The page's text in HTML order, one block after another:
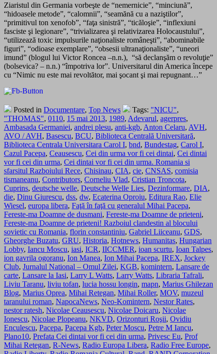
Ziaristul din Germania vorbeşte de “nemernicie”, “minciună”,
“hidoasele metode”, “calomnii”, “seamănă cu a naziştilor”,
“primitivul ton xenofob”, “faţa sinistră”, “ticăloşie”, “inflexiuni
fasciste şi legionare”, “trivializarea şi relativizarea Holocaustului”,
“utilizează toxic impulsurile naţionaliste româneşti”, “abominabile
figuri”, “odioase exemplare”, “obsesii ultranaţionaliste”, “uneori
imund” (blogul lui Victor Roncea –n.n.), “să declanşăm o revoluţie”
(bolsevica? – n.n.) “împotriva lor”. Universitarul din America începe
cu “Nimic nu este mai revoltător, mai şocant şi mai repugnant…”
Posted in Documentare, Top News Tags: "NICU",
"THOMAS", 0110, 15 mai 2013, 1989, Adevarul, agerpres,
Ambasada Germaniei, andrei plesu, anti-kgb, Anton Celaru, AVH,
AVO / AVH, Basescu, BCU, Biblioteca Centrală Universitară,
Biblioteca Centrala Universitara Carol I, bnd, Bundestag, Carol I,
Cazul Pacepa, Ceausescu, Cei din urma vor fi cei dintai, Cei dintai
vor fi cei din urma, Cei dintai vor fi cei din urma. Romania si
sfarsitul Razboiului Rece, Chisinau, CIA, cie, CNSAS, comisia
tismaneanu, Contributors, Corneliu Vlad, Cristian Troncota,
Cuprins, deutsche welle, Deutsche Welle Lies, Dezinformare, DIA,
die, Dinu Giurescu, dss, dw, Ecaterina Oproiu, Editura Rao, Elie
Wiesel, europa libera, Faţă în faţă cu generalul Mihai Pacepa,
Fereste-ma Doamne de dusmani, Fereste-ma Doamne de prieteni,
Fereste-ma Doamne de prieteni! Razboiul clandestin al blocului
sovietic cu Romania, florin constantiniu, Gabriel Liiceanu, GDS,
Gheorghe Buzatu, GRU, Historia, Hotnews, Humanitas, Hungarian
Lobby, Iancu Moscu, iasi, ICR, IICCMER, ioan scurtu, Ioan Talpes,
ion gavrila ogoranu, Ion Manea, Ion Mihai Pacepa, IREX, Jockey
Club, Jurnalul National – Omul Zilei, KGB, komintern, Lansare de
carte, Lansare la Iasi, Larry L Watts, Larry Watts, Libraria Tafrali,
Liviu Taranu, liviu tofan, lucia hossu longin, mapn, Marius Ghilezan
Blog, Marius Oprea, Mihai Retegan, Mihai Roller, MOV, muzeul
taranului roman, NapocaNews, Neo-Komintern, Nestor Rates,
nestor ratesh, Nicolae Ceausescu, Nicolae Doicaru, Nicolae
Ionescu, Nicolae Plopeanu, NKVD, Orizonturi Roşii, Ovidiu
Enculescu, Pacepa, Pacepa Kgb, Peter Moscu, Petre M Iancu,
Plano10, Prefata Cei dintai vor fi cei din urma, Privesc Eu, Prof
Mihai Retegan, R-News, Radio Europa Libera, Radio Free Europe,